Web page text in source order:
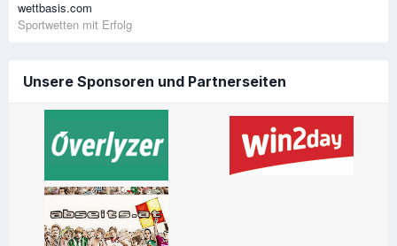
wettbasis.com
Sportwetten mit Erfolg
Unsere Sponsoren und Partnerseiten